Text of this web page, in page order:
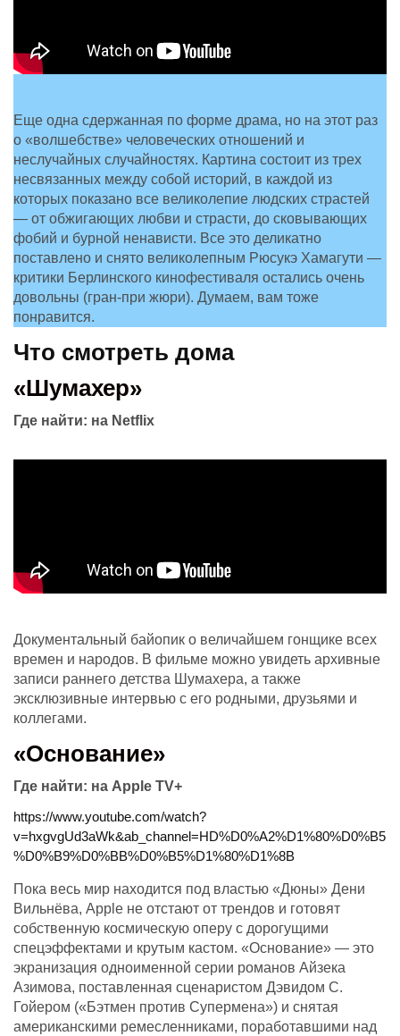
Еще одна сдержанная по форме драма, но на этот раз
о «волшебстве» человеческих отношений и
неслучайных случайностях. Картина состоит из трех
несвязанных между собой историй, в каждой из
которых показано все великолепие людских страстей
— от обжигающих любви и страсти, до сковывающих
фобий и бурной ненависти. Все это деликатно
поставлено и снято великолепным Рюсукэ Хамагути —
критики Берлинского кинофестиваля остались очень
довольны (гран-при жюри). Думаем, вам тоже
понравится.
Что смотреть дома
«Шумахер»
Где найти: на Netflix
Документальный байопик о величайшем гонщике всех
времен и народов. В фильме можно увидеть архивные
записи раннего детства Шумахера, а также
эксклюзивные интервью с его родными, друзьями и
коллегами.
«Основание»
Где найти: на Apple TV+
https://www.youtube.com/watch?
v=hxgvgUd3aWk&ab_channel=HD%D0%A2%D1%80%D0%B5
%D0%B9%D0%BB%D0%B5%D1%80%D1%8B
Пока весь мир находится под властью «Дюны» Дени
Вильнёва, Apple не отстают от трендов и готовят
собственную космическую оперу с дорогущими
спецэффектами и крутым кастом. «Основание» — это
экранизация одноименной серии романов Айзека
Азимова, поставленная сценаристом Дэвидом С.
Гойером («Бэтмен против Супермена») и снятая
американскими ремесленниками, поработавшими над